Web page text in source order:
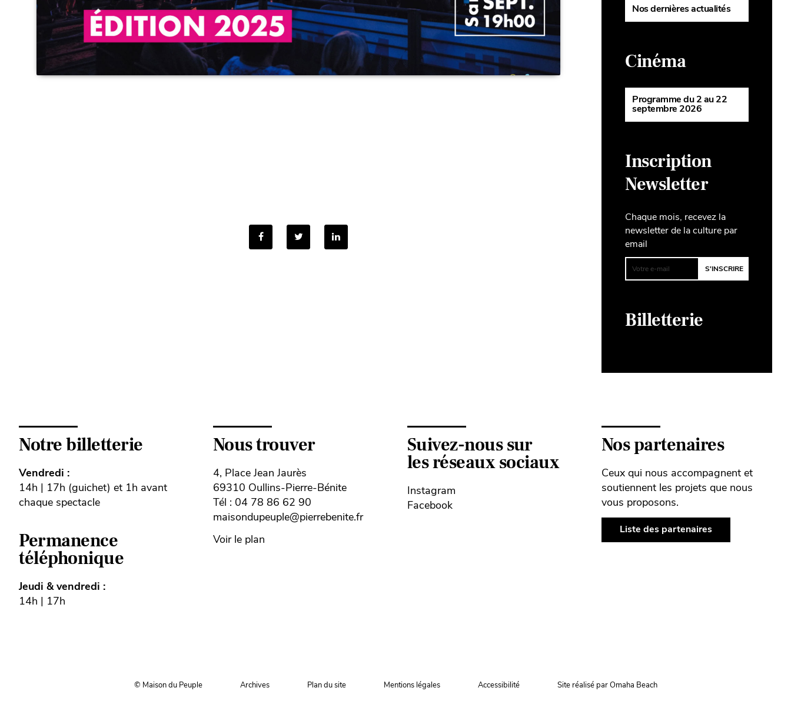
Nos dernières actualités
Cinéma
Programme du 2 au 22
septembre 2026
Inscription
Newsletter
Chaque mois, recevez la
newsletter de la culture par
email
Billetterie
Notre billetterie
Vendredi :
14h | 17h (guichet) et 1h avant
chaque spectacle
Permanence
téléphonique
Jeudi & vendredi :
14h | 17h
Nous trouver
4, Place Jean Jaurès
69310 Oullins-Pierre-Bénite
Tél : 04 78 86 62 90
maisondupeuple@pierrebenite.fr
Voir le plan
Suivez-nous sur
les réseaux sociaux
Instagram
Facebook
Nos partenaires
Ceux qui nous accompagnent et
soutiennent les projets que nous
vous proposons.
Liste des partenaires
© Maison du Peuple Archives Plan du site Mentions légales Accessibilité Site réalisé par Omaha Beach